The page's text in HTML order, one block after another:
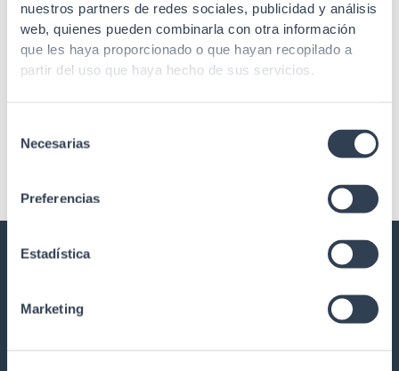
nuestros partners de redes sociales, publicidad y análisis
web, quienes pueden combinarla con otra información
que les haya proporcionado o que hayan recopilado a
partir del uso que haya hecho de sus servicios.
Necesarias
Preferencias
Estadística
Marketing
SKU: 34GTHTS144H
Fiber optic stripper